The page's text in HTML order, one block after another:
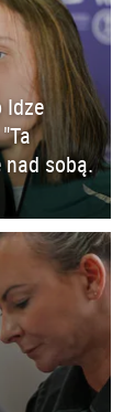
Idze
nad sobą.